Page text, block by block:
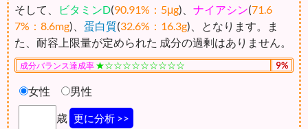
そして、
ビタミンD(90.91%：5μg)、 ナイアシン(71.6
7%：8.6mg)、 蛋白質(32.6%：16.3g)、となります。ま
た、耐容上限量が定められた 成分の過剰はありません。
成分バランス達成率 ★☆☆☆☆☆☆☆☆☆ 9%
女性 男性
歳 更に分析 >>